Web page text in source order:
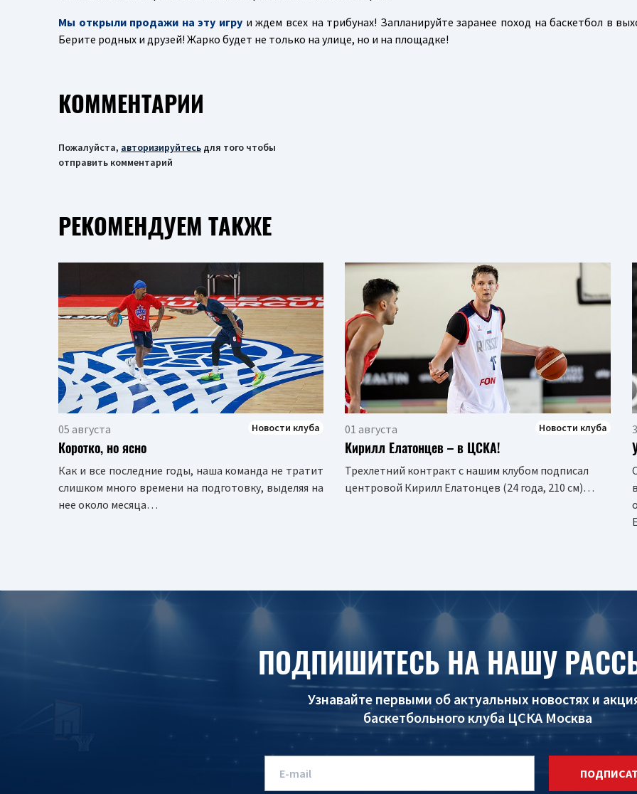
Мы открыли продажи на эту игру и ждем всех на трибунах! Запланируйте заранее поход на баскетбол в
Берите родных и друзей! Жарко будет не только на улице, но и на площадке!
КОММЕНТАРИИ
Пожалуйста, авторизируйтесь для того чтобы
отправить комментарий
РЕКОМЕНДУЕМ ТАКЖЕ
05 августа Новости клуба
Коротко, но ясно
Как и все последние годы, наша команда не тратит
слишком много времени на подготовку, выделяя на
нее около месяца…
01 августа Новости клуба
Кирилл Елатонцев – в ЦСКА!
Трехлетний контракт с нашим клубом подписал
центровой Кирилл Елатонцев (24 года, 210 см)…
ПОДПИШИТЕСЬ НА НАШУ
Узнавайте первыми об актуальных новостях и
баскетбольного клуба ЦСКА Москва